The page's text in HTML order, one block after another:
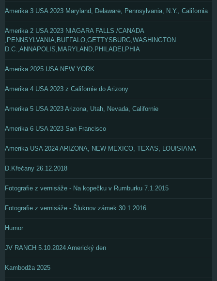
Amerika 3 USA 2023 Maryland, Delaware, Pennsylvania, N.Y., California
Amerika 2 USA 2023 NIAGARA FALLS /CANADA
,PENNSYLVANIA,BUFFALO,GETTYSBURG,WASHINGTON
D.C.,ANNAPOLIS,MARYLAND,PHILADELPHIA
Amerika 2025 USA NEW YORK
Amerika 4 USA 2023 z Californie do Arizony
Amerika 5 USA 2023 Arizona, Utah, Nevada, Californie
Amerika 6 USA 2023 San Francisco
Amerika USA 2024 ARIZONA, NEW MEXICO, TEXAS, LOUISIANA
D.Křečany 26.12.2018
Fotografie z vernisáže - Na kopečku v Rumburku 7.1.2015
Fotografie z vernisáže - Šluknov zámek 30.1.2016
Humor
JV RANCH 5.10.2024 Americký den
Kambodža 2025